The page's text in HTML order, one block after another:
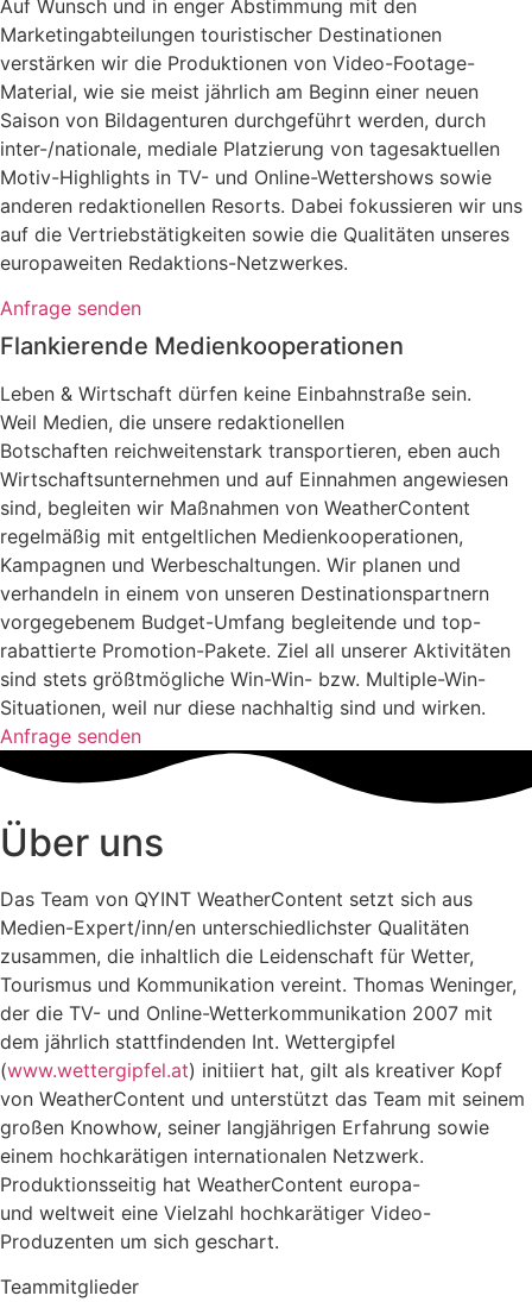
Auf Wunsch und in enger Abstimmung mit den
Marketingabteilungen touristischer Destinationen
verstärken wir die Produktionen von Video-Footage-
Material, wie sie meist jährlich am Beginn einer neuen
Saison von Bildagenturen durchgeführt werden, durch
inter-/nationale, mediale Platzierung von tagesaktuellen
Motiv-Highlights in TV- und Online-Wettershows sowie
anderen redaktionellen Resorts. Dabei fokussieren wir uns
auf die Vertriebstätigkeiten sowie die Qualitäten unseres
europaweiten Redaktions-Netzwerkes.
Anfrage senden
Flankierende Medienkooperationen
Leben & Wirtschaft dürfen keine Einbahnstraße sein.
Weil Medien, die unsere redaktionellen
Botschaften reichweitenstark transportieren, eben auch
Wirtschaftsunternehmen und auf Einnahmen angewiesen
sind, begleiten wir Maßnahmen von WeatherContent
regelmäßig mit entgeltlichen Medienkooperationen,
Kampagnen und Werbeschaltungen. Wir planen und
verhandeln in einem von unseren Destinationspartnern
vorgegebenem Budget-Umfang begleitende und top-
rabattierte Promotion-Pakete. Ziel all unserer Aktivitäten
sind stets größtmögliche Win-Win- bzw. Multiple-Win-
Situationen, weil nur diese nachhaltig sind und wirken.
Anfrage senden
Über uns
Das Team von QYINT WeatherContent setzt sich aus
Medien-Expert/inn/en unterschiedlichster Qualitäten
zusammen, die inhaltlich die Leidenschaft für Wetter,
Tourismus und Kommunikation vereint. Thomas Weninger,
der die TV- und Online-Wetterkommunikation 2007 mit
dem jährlich stattfindenden Int. Wettergipfel
(www.wettergipfel.at) initiiert hat, gilt als kreativer Kopf
von WeatherContent und unterstützt das Team mit seinem
großen Knowhow, seiner langjährigen Erfahrung sowie
einem hochkarätigen internationalen Netzwerk.
Produktionsseitig hat WeatherContent europa-
und weltweit eine Vielzahl hochkarätiger Video-
Produzenten um sich geschart.
Teammitglieder